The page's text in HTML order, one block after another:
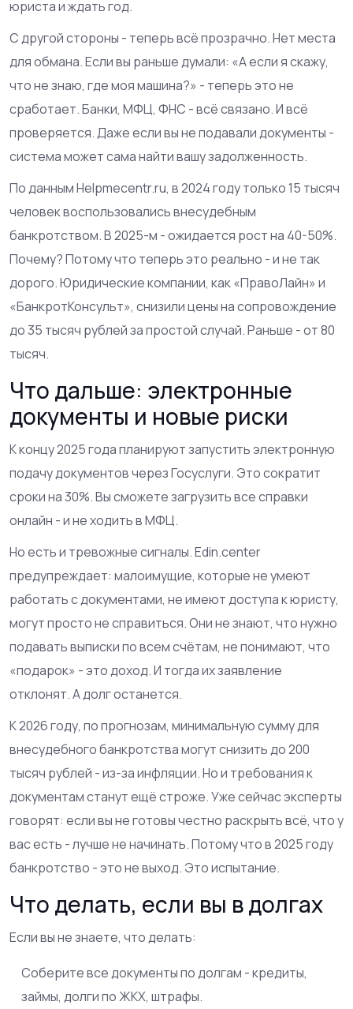
юриста и ждать год.
С другой стороны - теперь всё прозрачно. Нет места
для обмана. Если вы раньше думали: «А если я скажу,
что не знаю, где моя машина?» - теперь это не
сработает. Банки, МФЦ, ФНС - всё связано. И всё
проверяется. Даже если вы не подавали документы -
система может сама найти вашу задолженность.
По данным Helpmecentr.ru, в 2024 году только 15 тысяч
человек воспользовались внесудебным
банкротством. В 2025-м - ожидается рост на 40-50%.
Почему? Потому что теперь это реально - и не так
дорого. Юридические компании, как «ПравоЛайн» и
«БанкротКонсульт», снизили цены на сопровождение
до 35 тысяч рублей за простой случай. Раньше - от 80
тысяч.
Что дальше: электронные
документы и новые риски
К концу 2025 года планируют запустить электронную
подачу документов через Госуслуги. Это сократит
сроки на 30%. Вы сможете загрузить все справки
онлайн - и не ходить в МФЦ.
Но есть и тревожные сигналы. Edin.center
предупреждает: малоимущие, которые не умеют
работать с документами, не имеют доступа к юристу,
могут просто не справиться. Они не знают, что нужно
подавать выписки по всем счётам, не понимают, что
«подарок» - это доход. И тогда их заявление
отклонят. А долг останется.
К 2026 году, по прогнозам, минимальную сумму для
внесудебного банкротства могут снизить до 200
тысяч рублей - из-за инфляции. Но и требования к
документам станут ещё строже. Уже сейчас эксперты
говорят: если вы не готовы честно раскрыть всё, что у
вас есть - лучше не начинать. Потому что в 2025 году
банкротство - это не выход. Это испытание.
Что делать, если вы в долгах
Если вы не знаете, что делать:
Соберите все документы по долгам - кредиты,
займы, долги по ЖКХ, штрафы.